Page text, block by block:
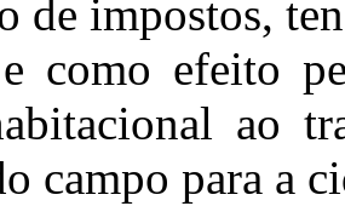
de impostos,
como efeito
ao
campo para a